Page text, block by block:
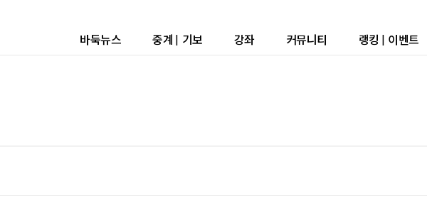
바둑뉴스 중계 | 기보 강좌 커뮤니티 랭킹 | 이벤트